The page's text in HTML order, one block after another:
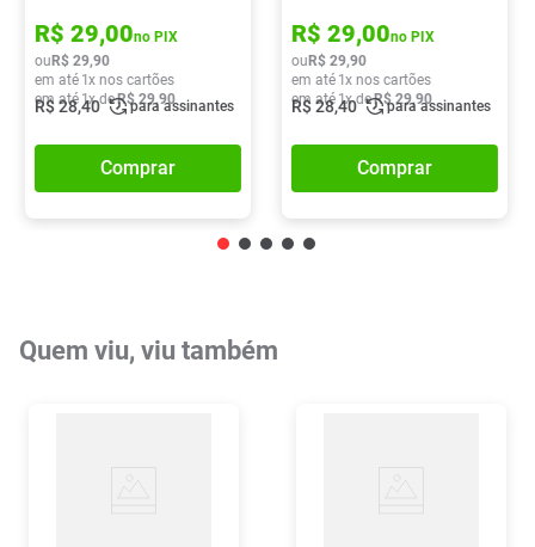
R$ 29,00no PIX
ou R$ 29,90
em até 1x nos cartões
em até 1x deR$ 29,90
R$28,40 para assinantes
Comprar
R$ 29,00no PIX
ou R$ 29,90
em até 1x nos cartões
em até 1x deR$ 29,90
R$28,40 para assinantes
Comprar
Quem viu, viu também